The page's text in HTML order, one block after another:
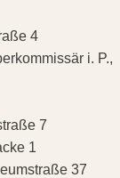
4
i. P.,
7
1
37